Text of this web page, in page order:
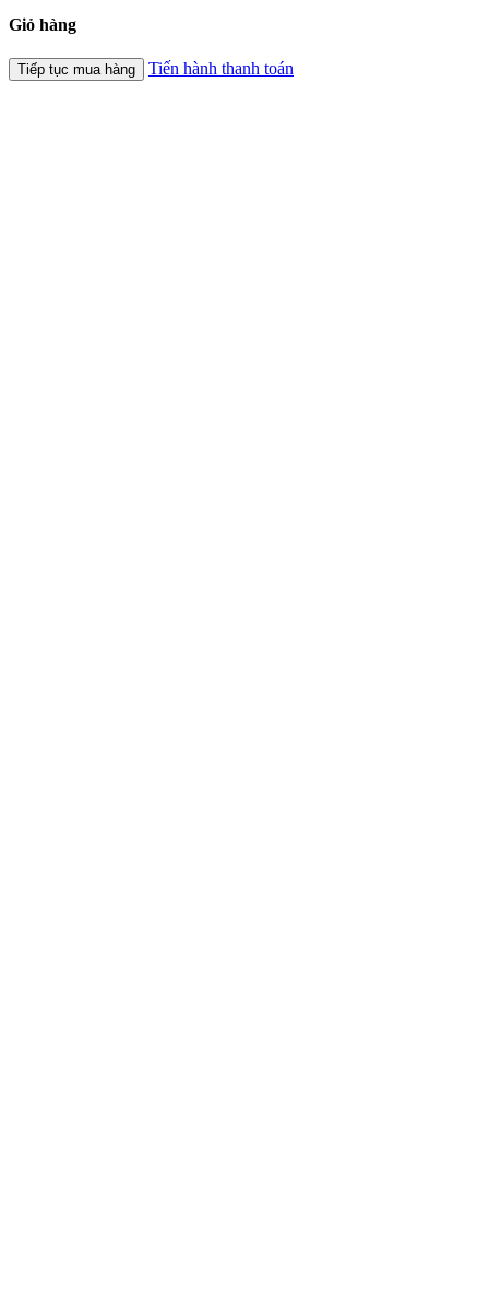
Giỏ hàng
Tiếp tục mua hàng Tiến hành thanh toán